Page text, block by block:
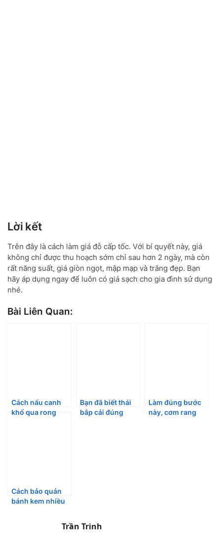
Lời kết
Trên đây là cách làm giá đỗ cấp tốc. Với bí quyết này, giá
không chỉ được thu hoạch sớm chỉ sau hơn 2 ngày, mà còn
rất năng suất, giá giòn ngọt, mập mạp và trắng đẹp. Bạn
hãy áp dụng ngay để luôn có giá sạch cho gia đình sử dụng
nhé.
Bài Liên Quan:
Cách nấu canh
khổ qua rong
Bạn đã biết thái
bắp cải đúng
Làm đúng bước
này, cơm rang
Cách bảo quản
bánh kem nhiều
Trần Trinh